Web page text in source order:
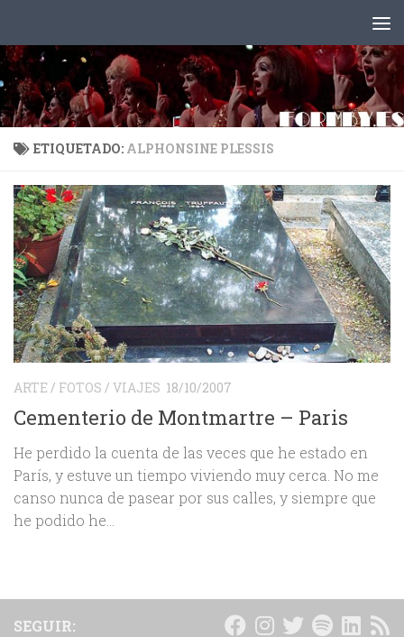
ETIQUETADO: ALPHONSINE PLESSIS
ARTE / FOTOS / VIAJES 18/10/2007
Cementerio de Montmartre – Paris
He perdido la cuenta de las veces que he estado en
París, y estuve un tiempo viviendo muy cerca. No me
canso nunca de pasear por sus calles, y siempre que
he podido he...
SEGUIR: